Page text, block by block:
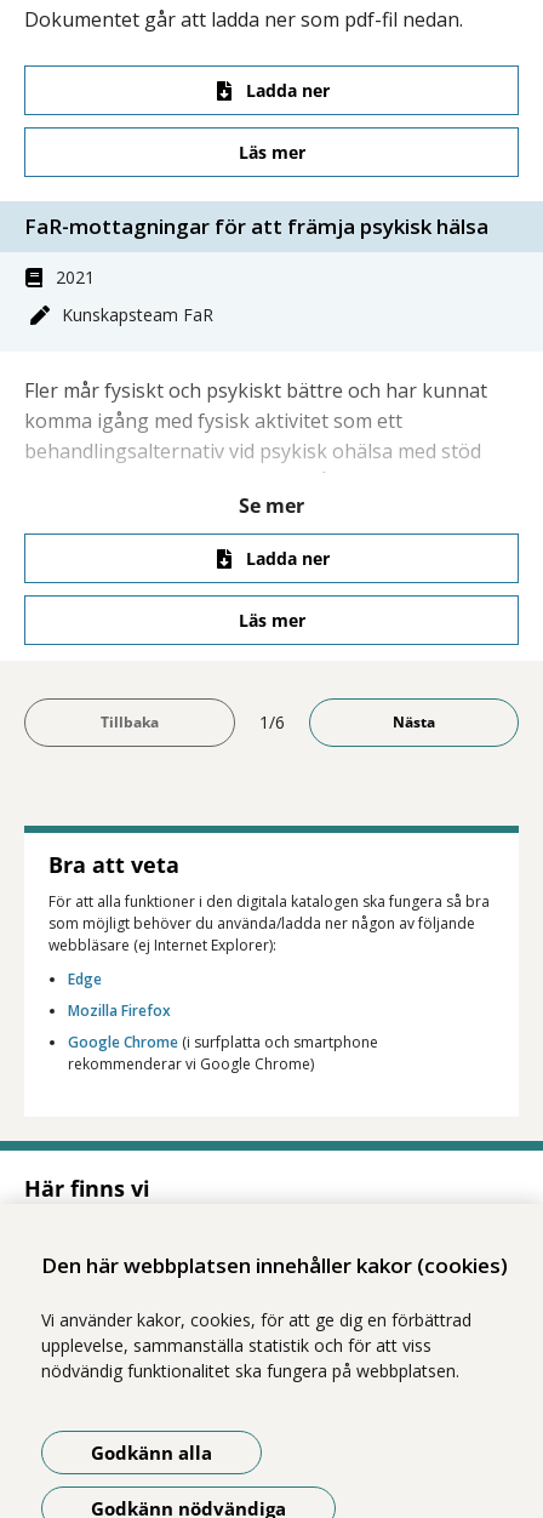
Den här webbplatsen innehåller kakor (cookies)
Vi använder kakor, cookies, för att ge dig en förbättrad
upplevelse, sammanställa statistik och för att viss
nödvändig funktionalitet ska fungera på webbplatsen.
Godkänn alla
Godkänn nödvändiga
Dokumentet går att ladda ner som pdf-fil nedan.
Ladda ner
Läs mer
FaR-mottagningar för att främja psykisk hälsa
2021
Kunskapsteam FaR
Fler mår fysiskt och psykiskt bättre och har kunnat
komma igång med fysisk aktivitet som ett
behandlingsalternativ vid psykisk ohälsa med stöd
av FaR-mottagningar. Det framgår av en rapport
om ett avslutat projekt i Södertälje, Rinkeby-Kista,
Akalla och Husby. "Konceptet med stödfunktion
som länk mellan vårdgivare, patient och egenvård
är både förskrivare och patienter nöjda med",
säger Cecilia Berg, koordinator för kunskapsteam
Se mer
Ladda ner
Läs mer
1/6
Bra att veta
För att alla funktioner i den digitala katalogen ska fungera så bra
som möjligt behöver du använda/ladda ner någon av följande
webbläsare (ej Internet Explorer):
Edge
Mozilla Firefox
Google Chrome (i surfplatta och smartphone
rekommenderar vi Google Chrome)
Här finns vi
113 65 Stockholm